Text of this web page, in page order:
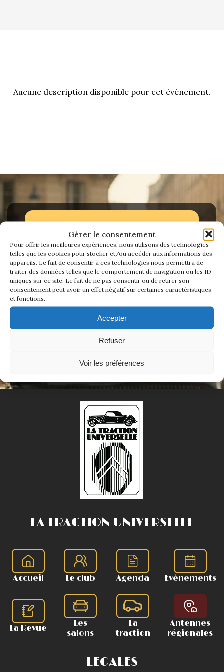
Gérer le consentement
Pour offrir les meilleures expériences, nous utilisons des technologies
telles que les cookies pour stocker et/ou accéder aux informations des
appareils. Le fait de consentir à ces technologies nous permettra de
traiter des données telles que le comportement de navigation ou les ID
uniques sur ce site. Le fait de ne pas consentir ou de retirer son
consentement peut avoir un effet négatif sur certaines caractéristiques
et fonctions.
Accepter
Refuser
Voir les préférences
membres
Présentation 15 six
Evolution 7 et 11 -
1934/1941
Evolution 11 –
1945/1952
Evolution 11 –
La 15/6 G –
1938/1947
La 15/6 D –
1954/1956
Aucune description disponible pour cet événement.
ADHÉREZ DÈS MAINTENANT
Rejoindre La Traction Universelle, c'est bien plus
qu'adhérer à un club.
C'est rejoindre une famille de passionnés qui
entretient l'âme d'une voiture mythique.
Ensemble, nous faisons vivre une histoire
authentique — celle d'un savoir-faire, d'un style,
et d'un esprit de liberté qui ne s'invente pas.
Adhérer en ligne
LA TRACTION UNIVERSELLE
Accueil Le club Agenda Evènements
La Revue
Les
salons
La
traction
Antennes
régionales
LEGALES